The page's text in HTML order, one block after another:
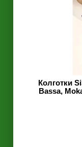
Колготки
Bassa,